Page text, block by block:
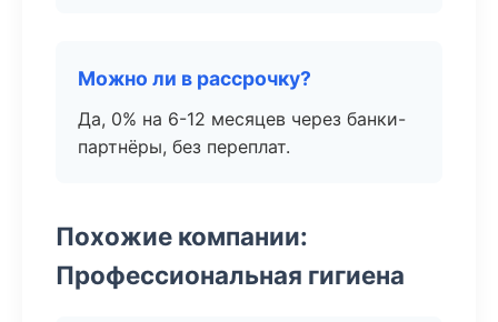
Можно ли в рассрочку?
Да, 0% на 6-12 месяцев через банки-
партнёры, без переплат.
Похожие компании:
Профессиональная гигиена